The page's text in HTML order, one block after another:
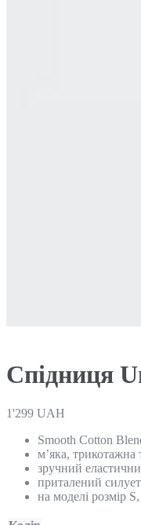
Спідниця
1'299 UAH
Smooth Cotton
м’яка, трикотажна
зручний
приталений силует
на моделі розмір